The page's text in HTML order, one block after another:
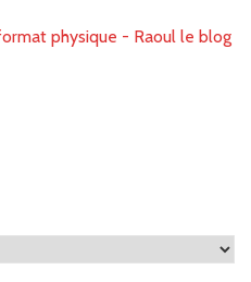
physique - Raoul le blog